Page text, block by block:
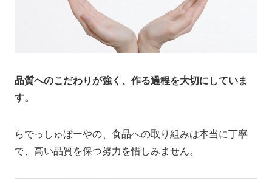
品質へのこだわりが強く、作る過程を大切にしていま
す。
らでっしゅぼーやの、食品への取り組みは本当に丁寧
で、高い品質を保つ努力を惜しみません。